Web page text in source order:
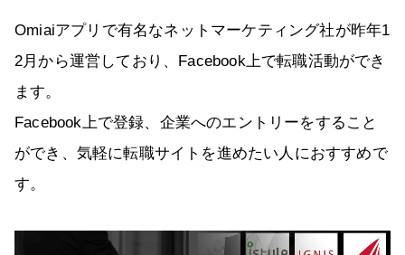
Omiaiアプリで有名なネットマーケティング社が昨年1
2月から運営しており、Facebook上で転職活動ができ
ます。
Facebook上で登録、企業へのエントリーをすること
ができ、気軽に転職サイトを進めたい人におすすめで
す。